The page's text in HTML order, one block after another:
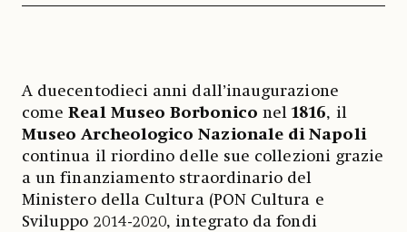
A duecentodieci anni dall’inaugurazione
comeReal Museo Borbonico nel1816, il
Museo Archeologico Nazionale di Napoli
continua il riordino delle sue collezioni grazie
a un finanziamento straordinario del
Ministero della Cultura (PON Cultura e
Sviluppo 2014-2020, integrato da fondi